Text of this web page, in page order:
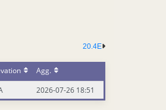
20.4E
Agg.
2026-07-26 18:51